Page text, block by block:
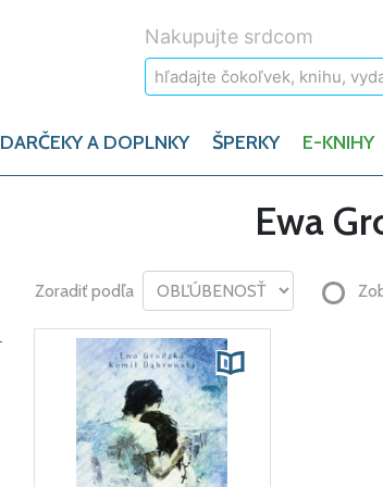
Nakupujte srdcom
DARČEKY A DOPLNKY ŠPERKY E-KNIHY
Ewa
Zoradiť podľa